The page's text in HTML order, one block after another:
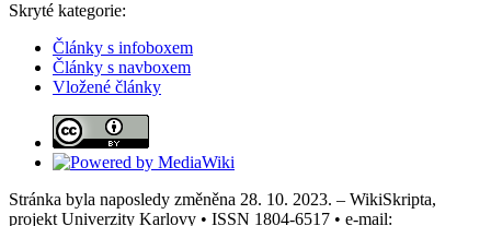
Skryté kategorie:
Články s infoboxem
Články s navboxem
Vložené články
Stránka byla naposledy změněna 28. 10. 2023. – WikiSkripta,
projekt Univerzity Karlovy • ISSN 1804-6517 • e-mail: